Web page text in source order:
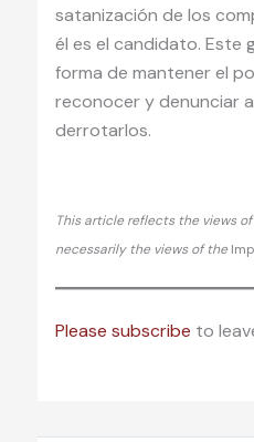
satanización de los
él es el candidato. Este
forma de mantener el
reconocer y denunciar
derrotarlos.
This article reflects the views
necessarily the views of the
Please subscribe to